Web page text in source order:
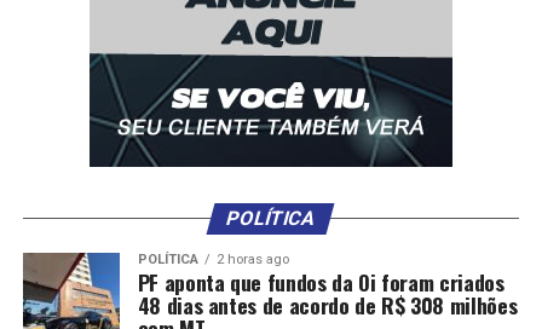
A sobrecarga de informações na tomada de decisões
Os segredos de uma loja que vende
POLÍTICA
POLÍTICA 2 horas ago
PF aponta que fundos da Oi foram criados
48 dias antes de acordo de R$ 308 milhões